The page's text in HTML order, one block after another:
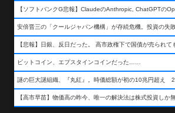
【悲報】日銀、反日だった。 高市政権下で国債が売られて
ビットコイン、エプスタインコインだった……